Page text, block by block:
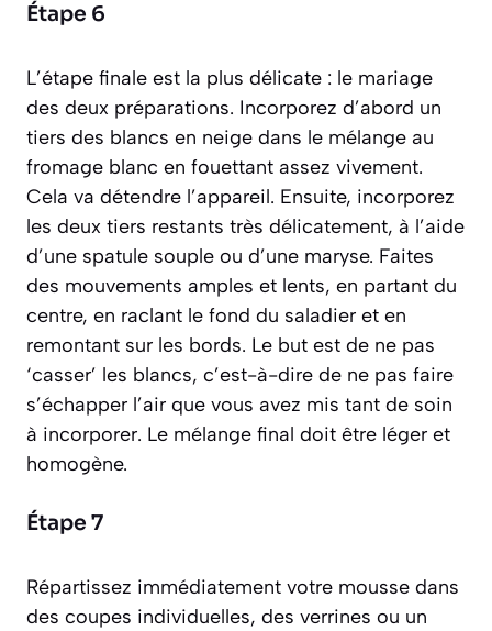
Étape 6
L’étape finale est la plus délicate : le mariage
des deux préparations. Incorporez d’abord un
tiers des blancs en neige dans le mélange au
fromage blanc en fouettant assez vivement.
Cela va détendre l’appareil. Ensuite, incorporez
les deux tiers restants très délicatement, à l’aide
d’une spatule souple ou d’une maryse. Faites
des mouvements amples et lents, en partant du
centre, en raclant le fond du saladier et en
remontant sur les bords. Le but est de ne pas
‘casser’ les blancs, c’est-à-dire de ne pas faire
s’échapper l’air que vous avez mis tant de soin
à incorporer. Le mélange final doit être léger et
homogène.
Étape 7
Répartissez immédiatement votre mousse dans
des coupes individuelles, des verrines ou un